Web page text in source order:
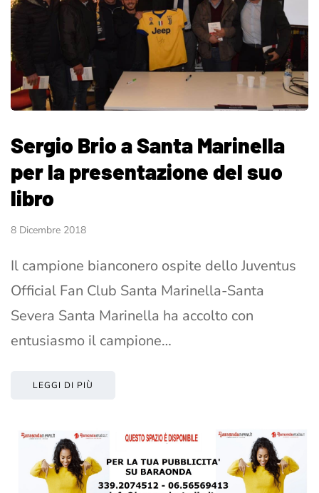
Sergio Brio a Santa Marinella
per la presentazione del suo
libro
8 Dicembre 2018
Il campione bianconero ospite dello Juventus
Official Fan Club Santa Marinella-Santa
Severa Santa Marinella ha accolto con
entusiasmo il campione…
LEGGI DI PIÙ